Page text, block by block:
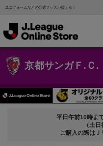
ユニフォームなどの公式グッズが買える！
京都サンガＦ.Ｃ.
平日午前10時ま
（土
ご購入の際はＪ